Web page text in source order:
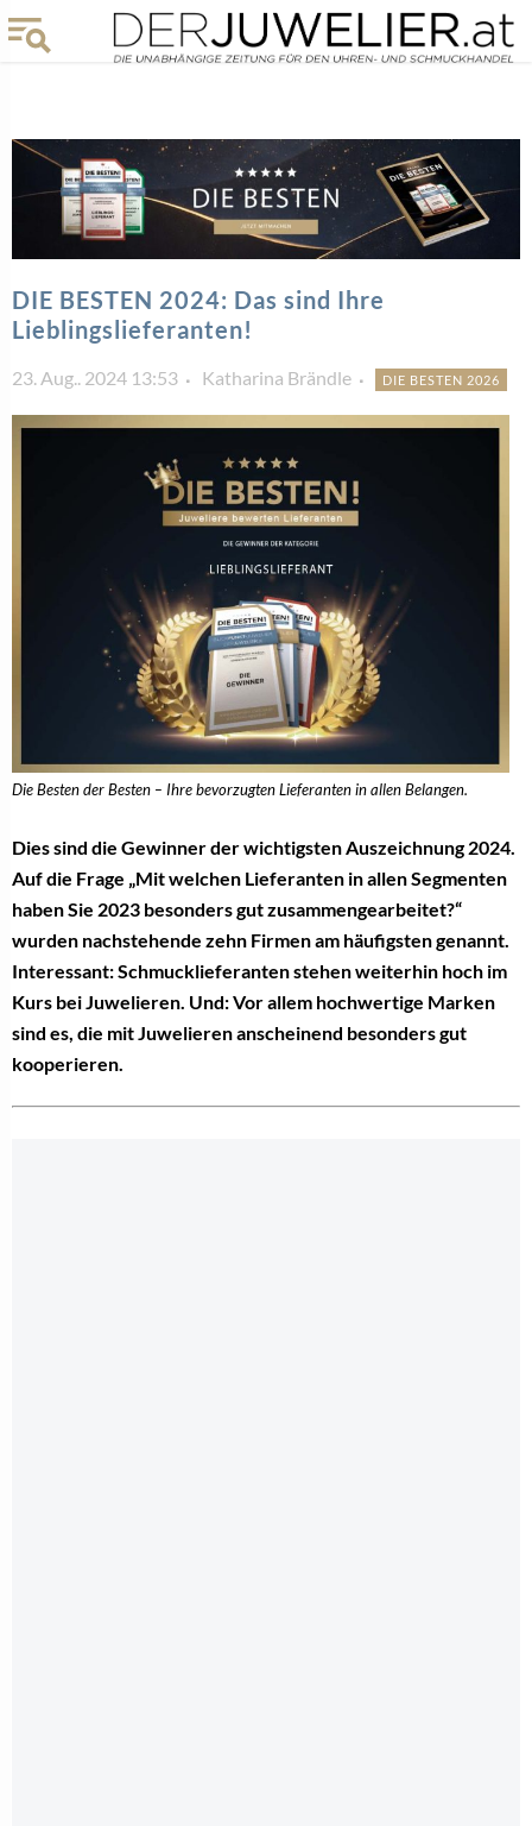
DIE BESTEN 2024: Das sind Ihre
Lieblingslieferanten!
23. Aug.. 2024 13:53 Katharina Brändle DIE BESTEN 2026
Die Besten der Besten – Ihre bevorzugten Lieferanten in allen Belangen.
Dies sind die Gewinner der wichtigsten Auszeichnung 2024.
Auf die Frage „Mit welchen Lieferanten in allen Segmenten
haben Sie 2023 besonders gut zusammengearbeitet?“
wurden nachstehende zehn Firmen am häufigsten genannt.
Interessant: Schmucklieferanten stehen weiterhin hoch im
Kurs bei Juwelieren. Und: Vor allem hochwertige Marken
sind es, die mit Juwelieren anscheinend besonders gut
kooperieren.